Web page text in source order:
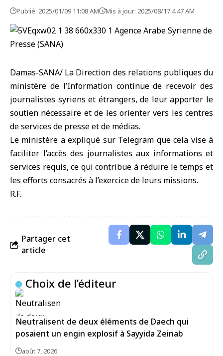
Publié: 2025/01/09 11:08 AM Mis à jour: 2025/08/17 4:47 AM
Damas-SANA/ La Direction des relations publiques du
ministère de l’Information continue de recevoir des
journalistes syriens et étrangers, de leur apporter le
soutien nécessaire et de les orienter vers les centres
de services de presse et de médias.
Le ministère a expliqué sur Telegram que cela vise à
faciliter l’accès des journalistes aux informations et
services requis, ce qui contribue à réduire le temps et
les efforts consacrés à l’exercice de leurs missions.
R.F.
Partager cet
article
Choix de l’éditeur
Neutralisent de deux éléments de Daech qui
posaient un engin explosif à Sayyida Zeinab
août 7, 2026